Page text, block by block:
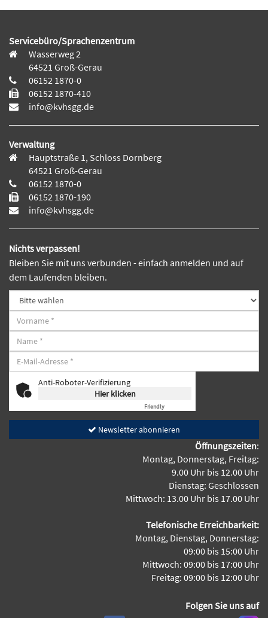
Servicebüro/Sprachenzentrum
Wasserweg 2
64521 Groß-Gerau
06152 1870-0
06152 1870-410
info@kvhsgg.de
Verwaltung
Hauptstraße 1, Schloss Dornberg
64521 Groß-Gerau
06152 1870-0
06152 1870-190
info@kvhsgg.de
Nichts verpassen!
Bleiben Sie mit uns verbunden - einfach anmelden und auf
dem Laufenden bleiben.
Anti-Roboter-Verifizierung
Hier klicken
Friendly
Newsletter abonnieren
Öffnungszeiten:
Montag, Donnerstag, Freitag:
9.00 Uhr bis 12.00 Uhr
Dienstag: Geschlossen
Mittwoch: 13.00 Uhr bis 17.00 Uhr
Telefonische Erreichbarkeit:
Montag, Dienstag, Donnerstag:
09:00 bis 15:00 Uhr
Mittwoch: 09:00 bis 17:00 Uhr
Freitag: 09:00 bis 12:00 Uhr
Folgen Sie uns auf